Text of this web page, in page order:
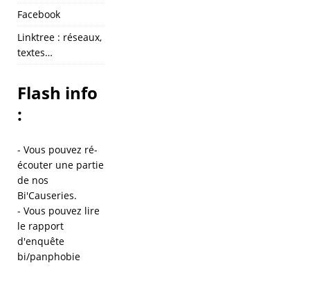
Facebook
Linktree : réseaux,
textes…
Flash info
:
- Vous pouvez ré-
écouter une partie
de nos
Bi'Causeries.
- Vous pouvez lire
le rapport
d'enquête
bi/panphobie